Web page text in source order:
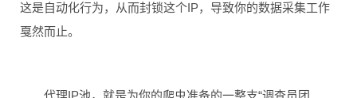
这是自动化行为，从而封锁这个IP，导致你的数据采集工作
戛然而止。
代理IP池，就是为你的爬虫准备的一整支“调查员团